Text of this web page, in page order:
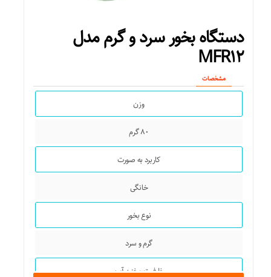
دستگاه بخور سرد و گرم مدل
MFR۱۲
مشخصات
وزن
۸۰ گرم
کاربرد به صورت
خانگی
نوع بخور
گرم و سرد
ظرفیت مخزن آب